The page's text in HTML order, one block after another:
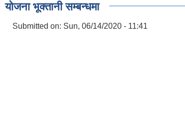
योजना भूक्तानी सम्बन्धमा
Submitted on: Sun, 06/14/2020 - 11:41